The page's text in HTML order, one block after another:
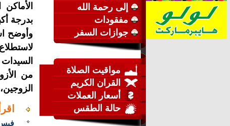
إلى رحمة الله
مفقودات
جوازات السفر
مواقيت الصلاة
القران الكريم
أسعار العملات
حالة الطقس
بدرجة
وأوضح
من
فيس